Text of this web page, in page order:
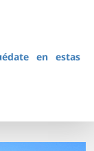
en estas